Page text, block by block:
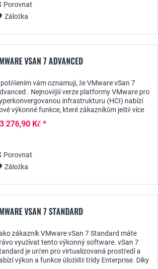
Porovnat
Záložka
VSAN 7 ADVANCED
potěšením vám oznamuji, že VMware vSan 7
. Nejnovější verze platformy VMware pro
infrastrukturu (HCI) nabízí
výkonné funkce, které zákazníkům ještě více
276,90 Kč *
Porovnat
Záložka
VSAN 7 STANDARD
zákazník VMware vSan 7 Standard máte
využívat tento výkonný software. vSan 7
je určen pro virtualizovaná prostředí a
výkon a funkce úložiště třídy Enterprise. Díky